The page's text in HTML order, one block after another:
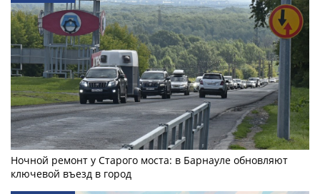
Ночной ремонт у Старого моста: в Барнауле обновляют
ключевой въезд в город